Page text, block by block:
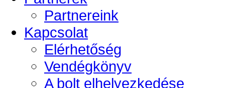
Partnereink
Kapcsolat
Elérhetőség
Vendégkönyv
A bolt elhelyezkedése